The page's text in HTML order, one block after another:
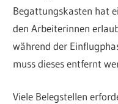
Begattungskasten hat
den Arbeiterinnen
während der
muss dieses entfernt
Viele Belegstellen